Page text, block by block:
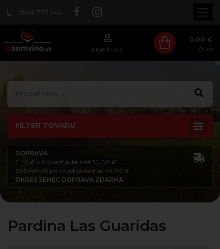
0948 777 140
Moje konto
0.00 €
0 ks
FILTER TOVARU
DOPRAVA
2,40 € pri objednávke nad 30,00 €
ZADARMO pri objednávke nad 49,00 €
OKRES SENEC DOPRAVA ZDARMA
Pardina Las Guaridas